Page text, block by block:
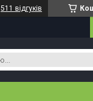
511 відгуків